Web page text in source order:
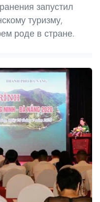
запустил
туризму,
роде в стране.